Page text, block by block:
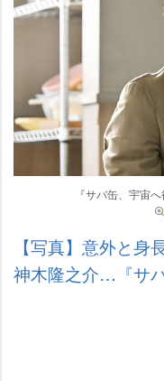
『サバ缶、宇宙
【写真】意外と
神木隆之介…『サ